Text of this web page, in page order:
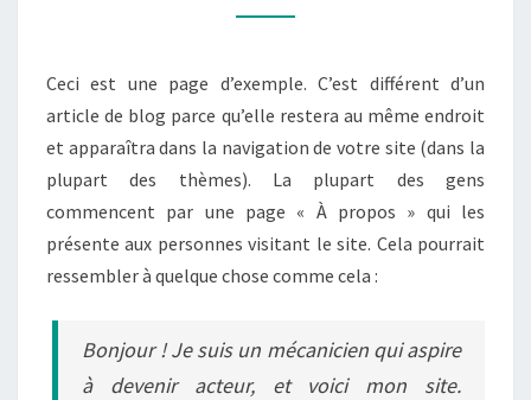
Ceci est une page d’exemple. C’est différent d’un
article de blog parce qu’elle restera au même endroit
et apparaîtra dans la navigation de votre site (dans la
plupart des thèmes). La plupart des gens
commencent par une page « À propos » qui les
présente aux personnes visitant le site. Cela pourrait
ressembler à quelque chose comme cela :
Bonjour ! Je suis un mécanicien qui aspire
à devenir acteur, et voici mon site.